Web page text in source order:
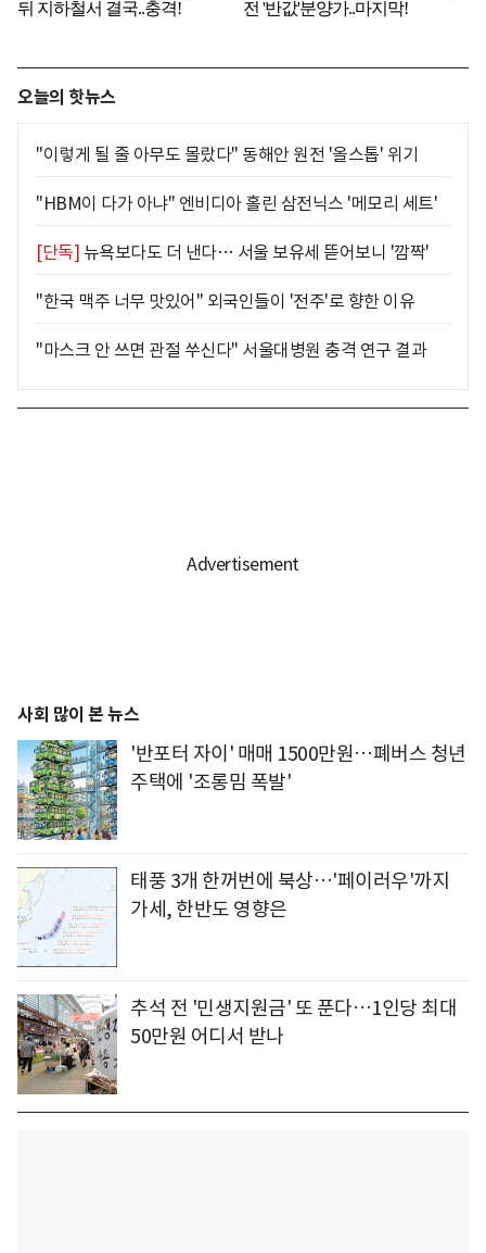
오늘의 핫뉴스
"이렇게 될 줄 아무도 몰랐다" 동해안 원전 '올스톱' 위기
"HBM이 다가 아냐" 엔비디아 홀린 삼전닉스 '메모리 세트'
[단독] 뉴욕보다도 더 낸다… 서울 보유세 뜯어보니 '깜짝'
"한국 맥주 너무 맛있어" 외국인들이 '전주'로 향한 이유
"마스크 안 쓰면 관절 쑤신다" 서울대병원 충격 연구 결과
사회 많이 본 뉴스
'반포터 자이' 매매 1500만원…폐버스 청년
주택에 '조롱밈 폭발'
태풍 3개 한꺼번에 북상…'페이러우'까지
가세, 한반도 영향은
추석 전 '민생지원금' 또 푼다…1인당 최대
50만원 어디서 받나